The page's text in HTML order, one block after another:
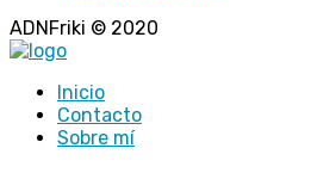
ADNFriki © 2020
Inicio
Contacto
Sobre mí